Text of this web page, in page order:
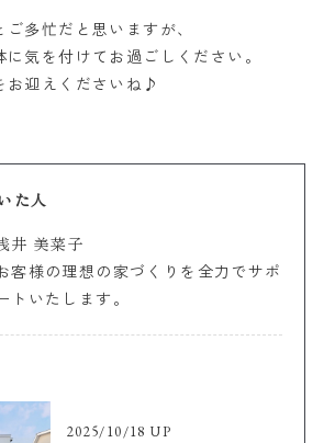
多忙だと思いますが、
に気を付けてお過ごしください。
お迎えくださいね♪
た人
井 美菜子
客様の理想の家づくりを全力でサポ
トいたします。
2025/10/18 UP